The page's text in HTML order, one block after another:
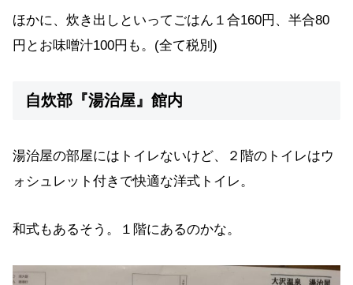
ほかに、炊き出しといってごはん１合160円、半合80
円とお味噌汁100円も。(全て税別)
自炊部『湯治屋』館内
湯治屋の部屋にはトイレないけど、２階のトイレはウ
ォシュレット付きで快適な洋式トイレ。
和式もあるそう。１階にあるのかな。